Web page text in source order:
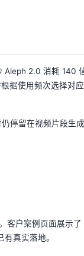
Aleph 2.0 消耗 140
据使用频次选择对
停留在视频片段生
客户案例页面展示了
真实落地。